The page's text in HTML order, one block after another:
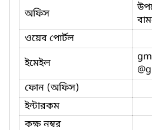
অফিস
ওয়েব পোর্টল
ইমেইল
ফোন (অফিস)
ইন্টারকম
কক্ষ নম্বর